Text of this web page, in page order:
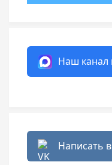
Наш канал
Написать